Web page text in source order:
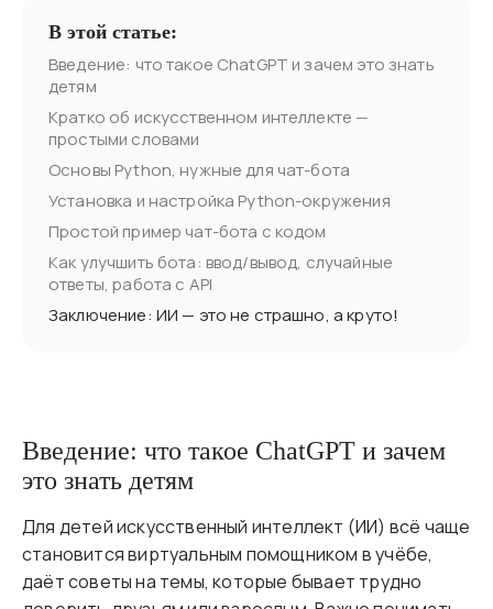
В этой статье:
Введение: что такое ChatGPT и зачем это знать
детям
Кратко об искусственном интеллекте —
простыми словами
Основы Python, нужные для чат-бота
Установка и настройка Python-окружения
Простой пример чат-бота с кодом
Как улучшить бота: ввод/вывод, случайные
ответы, работа с API
Заключение: ИИ — это не страшно, а круто!
Введение: что такое ChatGPT и зачем
это знать детям
Для детей искусственный интеллект (ИИ) всё чаще
становится виртуальным помощником в учёбе,
даёт советы на темы, которые бывает трудно